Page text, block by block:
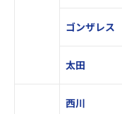
ゴンザレス
太田
西川